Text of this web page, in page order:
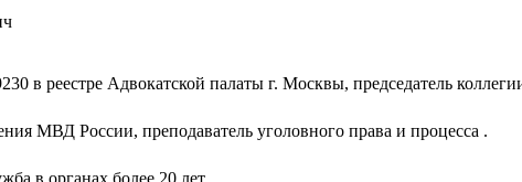
в реестре Адвокатской палаты г. Москвы, председатель
МВД России, преподаватель уголовного права и процесса .
в органах более 20 лет.